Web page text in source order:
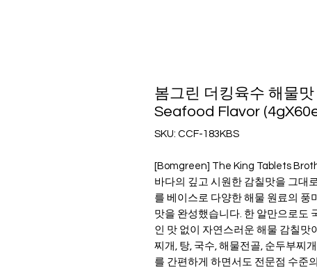
봄그린 더킹육수 해물
Seafood Flavor
SKU: CCF-183KBS
[Bomgreen] The King Tablets
바다의 깊고 시원한 감칠맛을 그대
를 베이스로 다양한 해물 원료의 풍
맛을 완성했습니다. 한 알만으로도
인 맛 없이 자연스러운 해물 감칠맛
찌개, 탕, 국수, 해물전골, 순두부찌
를 간편하게 하면서도 전문점 수준